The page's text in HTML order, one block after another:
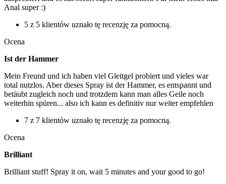
Anal super :)
5 z 5 klientów uznało tę recenzję za pomocną.
Ocena
Ist der Hammer
Mein Freund und ich haben viel Gleitgel probiert und vieles war
total nutzlos. Aber dieses Spray ist der Hammer, es entspannt und
betäubt zugleich noch und trotzdem kann man alles Geile noch
weiterhin spüren... also ich kann es definitiv nur weiter empfehlen
7 z 7 klientów uznało tę recenzję za pomocną.
Ocena
Brilliant
Brilliant stuff! Spray it on, wait 5 minutes and your good to go!